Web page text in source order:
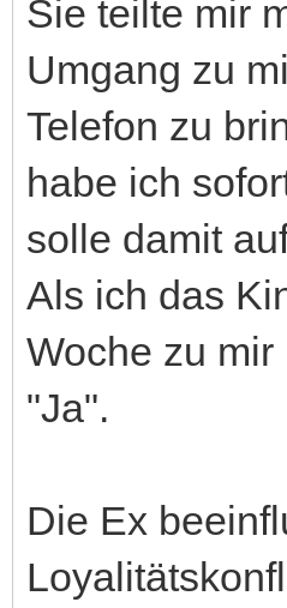
Sie teilte mir
Umgang zu
Telefon zu
habe ich
solle damit
Als ich das
Woche zu
"Ja".
Die Ex